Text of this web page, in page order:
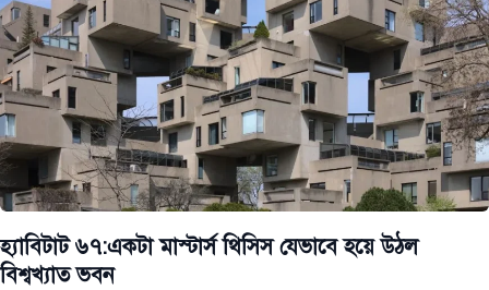
হ্যাবিটাট ৬৭:একটা মাস্টার্স থিসিস যেভাবে হয়ে উঠল
বিশ্বখ্যাত ভবন